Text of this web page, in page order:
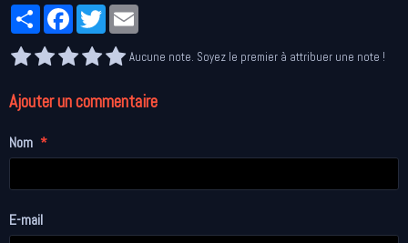
PartagerFacebookTwitter
Aucune note. Soyez le premier à attribuer une note !
Ajouter un commentaire
Nom
E-mail